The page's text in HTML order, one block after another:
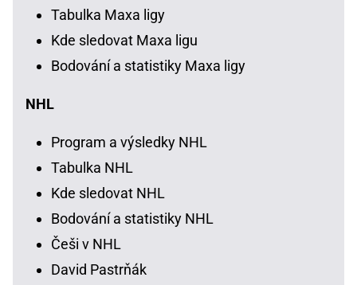
Tabulka Maxa ligy
Kde sledovat Maxa ligu
Bodování a statistiky Maxa ligy
NHL
Program a výsledky NHL
Tabulka NHL
Kde sledovat NHL
Bodování a statistiky NHL
Češi v NHL
David Pastrňák